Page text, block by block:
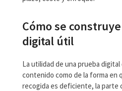
Cómo se
digital útil
La utilidad de una prueba
contenido como de la forma en
recogida es deficiente, la parte